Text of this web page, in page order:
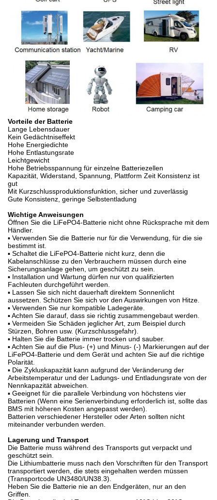
Vorteile der Batterie
Lange Lebensdauer
Kein Gedächtniseffekt
Hohe Energiedichte
Hohe Entlastungsrate
Leichtgewicht
Hohe Betriebsspannung für einzelne Batteriezellen
Kapazität, Widerstand, Spannung, Plattform Zeit Konsistenz ist
gut
Mit Kurzschlussproduktionsfunktion, sicher und zuverlässig
Gute Konsistenz, geringe Selbstentladung
Wichtige Anweisungen
Öffnen Sie die LiFePO4-Batterie nicht ohne Rücksprache mit dem
Händler.
▪ Verwenden Sie die Batterie nur für die Verwendung, für die sie
bestimmt ist.
▪ Schaltet die LiFePO4-Batterie nicht kurz, denn die
Kabelanschlüsse zu den Verbrauchern müssen durch eine
Sicherungsanlage gehen, um geschützt zu sein.
▪ Installation und Wartung dürfen nur von qualifizierten
Fachleuten durchgeführt werden.
▪ Lassen Sie sich nicht dauerhaft direktem Sonnenlicht
aussetzen. Schützen Sie sich vor den Auswirkungen von Hitze.
▪ Verwenden Sie nur kompatible Ladegeräte.
▪ Achten Sie darauf, dass sie richtig zusammengebaut werden.
▪ Vermeiden Sie Schäden jeglicher Art, zum Beispiel durch
Stürzen, Bohren usw. (Kurzschlussgefahr).
▪ Halten Sie die Batterie immer trocken und sauber.
▪ Achten Sie auf die Plus- (+) und Minus- (-) Markierungen auf der
LiFePO4-Batterie und dem Gerät und achten Sie auf die richtige
Polarität.
▪ Die Zykluskapazität kann aufgrund der Veränderung der
Arbeitstemperatur und der Ladungs- und Entladungsrate von der
Nennkapazität abweichen.
▪ Geeignet für die parallele Verbindung von höchstens vier
Batterien (Wenn eine Serienverbindung erforderlich ist, sollte das
BMS mit höheren Kosten angepasst werden).
Batterien verschiedener Hersteller oder Arten sollten nicht
miteinander verbunden werden.
Lagerung und Transport
Die Batterie muss während des Transports gut verpackt und
geschützt sein.
Die Lithiumbatterie muss nach den Vorschriften für den Transport
transportiert werden, die stets eingehalten werden müssen
(Transportcode UN3480/UN38.3).
Heben Sie die Batterie nie an den Endgeräten, nur an den
Griffen.